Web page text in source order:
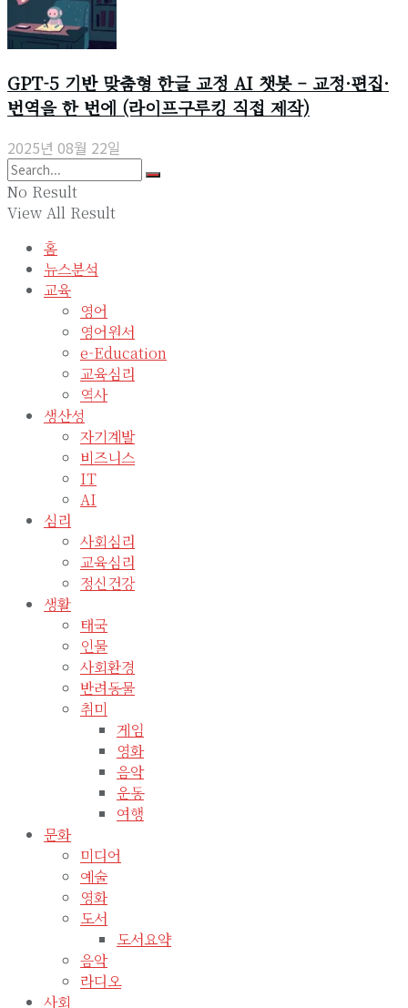
GPT-5 기반 맞춤형 한글 교정 AI 챗봇 – 교정·편집·
번역을 한 번에 (라이프구루킹 직접 제작)
2025년 08월 22일
No Result
View All Result
홈
뉴스분석
교육
영어
영어원서
e-Education
교육심리
역사
생산성
자기계발
비즈니스
IT
AI
심리
사회심리
교육심리
정신건강
생활
태국
인물
사회환경
반려동물
취미
게임
영화
음악
운동
여행
문화
미디어
예술
영화
도서
도서요약
음악
라디오
사회